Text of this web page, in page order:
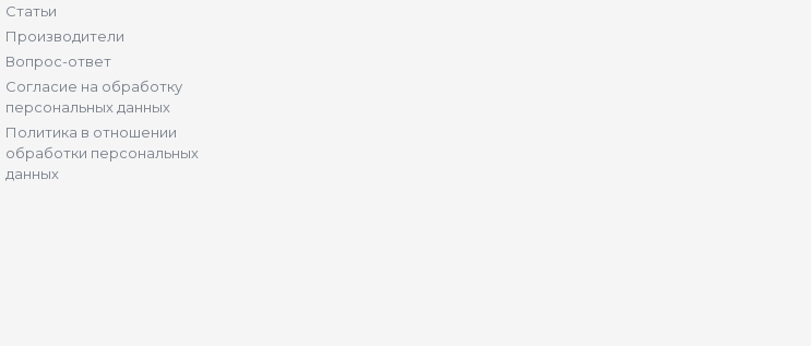
Статьи
Производители
Вопрос-ответ
Согласие на обработку
персональных данных
Политика в отношении
обработки персональных
данных